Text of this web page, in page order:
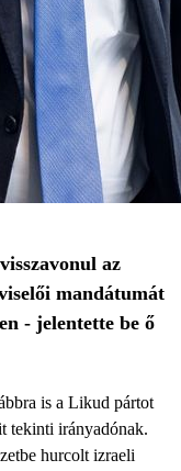
az
mandátumát
- jelentette be ő
is a Likud pártot
tekinti irányadónak.
hurcolt izraeli